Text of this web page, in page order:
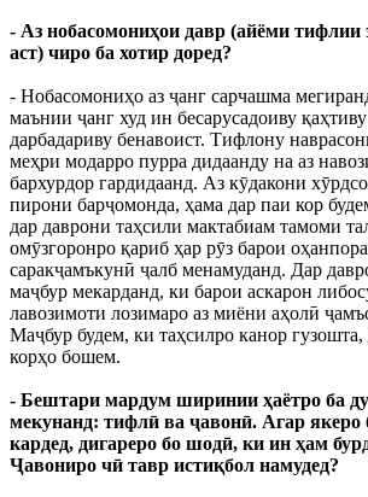
- Аз нобасомониҳои давр (айёми тифлии
аст) чиро ба хотир доред?
- Нобасомониҳо аз ҷанг сарчашма
маънии ҷанг худ ин бесарусадоиву
дарбадариву бенавоист. Тифлону
меҳри модарро пурра дидаанду на аз
бархурдор гардидаанд. Аз кӯдакони
пирони барҷомонда, ҳама дар паи кор
дар даврони таҳсили мактабиам тамоми
омӯзгоронро қариб ҳар рӯз барои
саракҷамъкунӣ ҷалб менамуданд. Дар
маҷбур мекарданд, ки барои аскарон
лавозимоти лозимаро аз миёни аҳолӣ
Маҷбур будем, ки таҳсилро канор гузошта,
корҳо бошем.
- Бештари мардум ширинии ҳаётро ба
мекунанд: тифлӣ ва ҷавонӣ. Агар якеро
кардед, дигареро бо шодӣ, ки ин ҳам
Ҷавониро чӣ тавр истиқбол намудед?